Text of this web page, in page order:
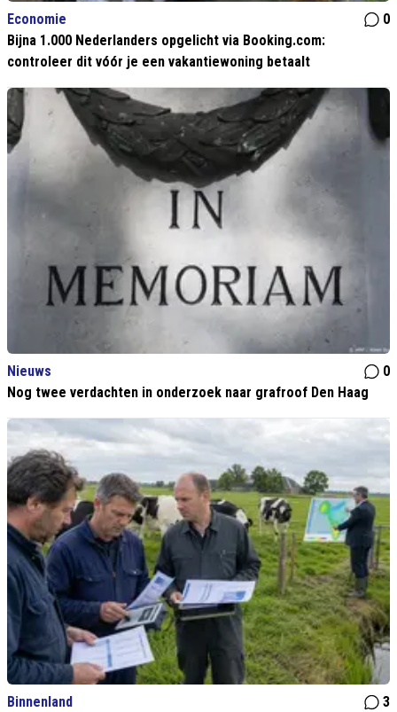
Economie
0
Bijna 1.000 Nederlanders opgelicht via Booking.com:
controleer dit vóór je een vakantiewoning betaalt
Nieuws
0
Nog twee verdachten in onderzoek naar grafroof Den Haag
Binnenland
3